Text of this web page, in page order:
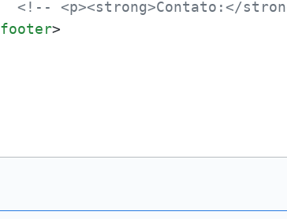
<!-- <p><strong>Contato:</
footer>